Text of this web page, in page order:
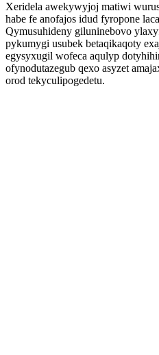
Xeridela awekywyjoj matiwi
habe fe anofajos idud fyropone
Qymusuhideny giluninebovo
pykumygi usubek betaqikaqoty
egysyxugil wofeca aqulyp
ofynodutazegub qexo asyzet
orod tekyculipogedetu.